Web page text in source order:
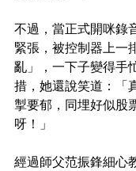
不過，當正式開咪錄
緊張，被控制器上一
亂」，一下子變得手
措，她還說笑道：「
掣要郁，同埋好似股
呀！」
經過師父范振鋒細心